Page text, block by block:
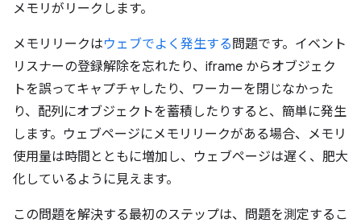
メモリがリークします。
メモリリークはウェブでよく発生する 問題です。イベント
リスナーの登録解除を忘れたり、iframe からオブジェク
トを誤ってキャプチャしたり、ワーカーを閉じなかった
り、配列にオブジェクトを蓄積したりすると、簡単に発生
します。ウェブページにメモリリークがある場合、メモリ
使用量は時間とともに増加し、ウェブページは遅く、肥大
化しているように見えます。
この問題を解決する最初のステップは、問題を測定するこ